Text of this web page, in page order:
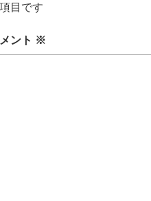
目です
ント ※